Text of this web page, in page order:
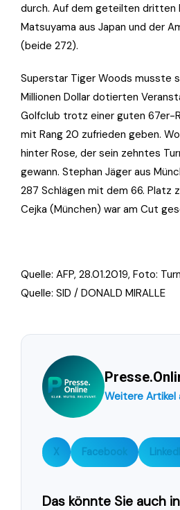
durch. Auf dem geteilten dritten
Matsuyama aus Japan und der
(beide 272).
Superstar Tiger Woods musste
Millionen Dollar dotierten
Golfclub trotz einer guten 67er-
mit Rang 20 zufrieden geben.
hinter Rose, der sein zehntes
gewann. Stephan Jäger aus
287 Schlägen mit dem 66. Platz
Cejka (München) war am Cut
Quelle: AFP, 28.01.2019, Foto:
Quelle: SID / DONALD MIRALLE
Weitere Artikel
X Facebook
Das könnte Sie auch